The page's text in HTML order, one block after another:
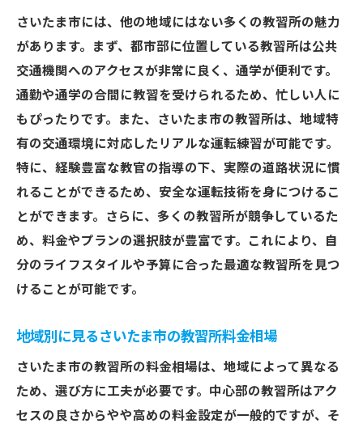
実際の体験談に基づくさいたま市の教習所
さいたま市の教習所の人気ランキングを口
コミで見る
さいたま市での教習所選びを失敗しないための
ポイント
教習所選びで失敗しやすい原因とは
失敗を防ぐためのリサーチ方法
さいたま市の教習所選びで重視すべき要素
失敗を避けるための実践的アドバイス
埼玉県さいたま市の教習所料金比較で最適解を
最適な教習所を見つけるための料金比較術
料金比較で失敗しないための注意点
さいたま市には、他の地域にはない多くの教習所の魅力
があります。まず、都市部に位置している教習所は公共
交通機関へのアクセスが非常に良く、通学が便利です。
通勤や通学の合間に教習を受けられるため、忙しい人に
もぴったりです。また、さいたま市の教習所は、地域特
有の交通環境に対応したリアルな運転練習が可能です。
特に、経験豊富な教官の指導の下、実際の道路状況に慣
れることができるため、安全な運転技術を身につけるこ
とができます。さらに、多くの教習所が競争しているた
め、料金やプランの選択肢が豊富です。これにより、自
分のライフスタイルや予算に合った最適な教習所を見つ
けることが可能です。
地域別に見るさいたま市の教習所料金相場
さいたま市の教習所の料金相場は、地域によって異なる
ため、選び方に工夫が必要です。中心部の教習所はアク
セスの良さからやや高めの料金設定が一般的ですが、そ